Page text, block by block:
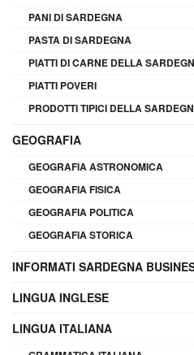
PANI DI SARDEGNA
PASTA DI SARDEGNA
PIATTI DI CARNE DELLA
PIATTI POVERI
PRODOTTI TIPICI DELLA
GEOGRAFIA
GEOGRAFIA ASTRONOMICA
GEOGRAFIA FISICA
GEOGRAFIA POLITICA
GEOGRAFIA STORICA
INFORMATI SARDEGNA
LINGUA INGLESE
LINGUA ITALIANA